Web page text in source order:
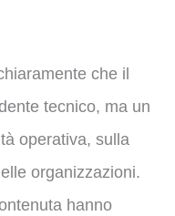
che il
tecnico, ma un
operativa, sulla
organizzazioni.
hanno